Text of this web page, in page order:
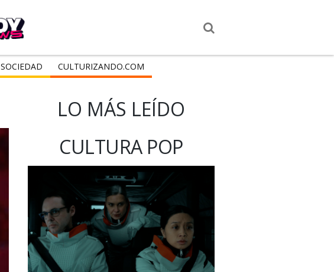
SOCIEDAD CULTURIZANDO.COM
LO MÁS LEÍDO
CULTURA POP